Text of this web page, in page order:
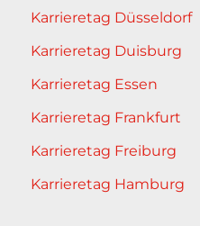
Karrieretag Düsseldorf
Karrieretag Duisburg
Karrieretag Essen
Karrieretag Frankfurt
Karrieretag Freiburg
Karrieretag Hamburg